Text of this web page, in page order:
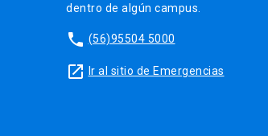
dentro de algún campus.
phone (56)95504 5000
launch Ir al sitio de Emergencias